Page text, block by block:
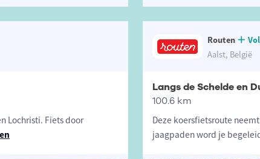
Lochristi. Fiets door
Routen
Aalst, België
Langs de Schelde en
100.6 km
Deze koersfietsroute
jaagpaden word je